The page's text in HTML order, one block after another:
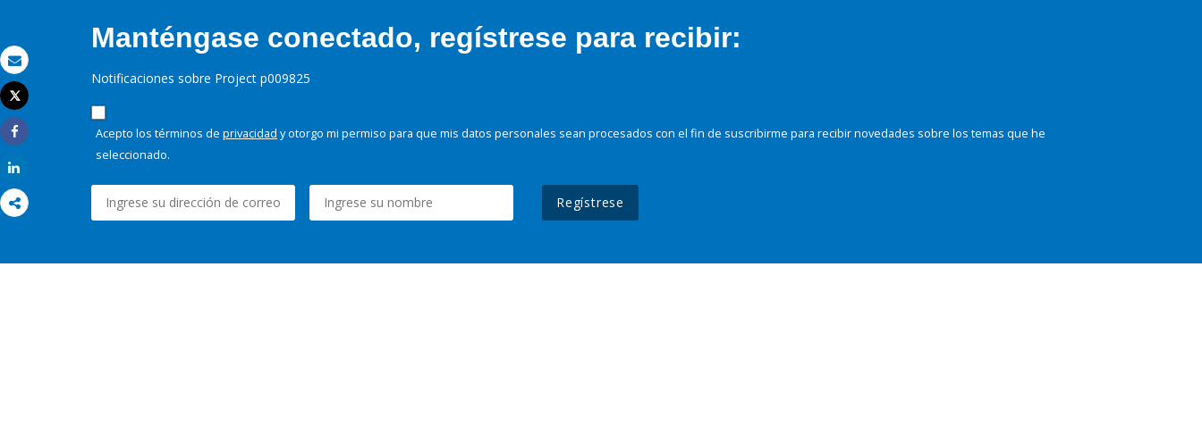
Correo electrónico
Imprimir
Tweet
Share
Manténgase conectado, regístrese para recibir:
Notificaciones sobre Project p009825
Acepto los términos de privacidad y otorgo mi permiso para que mis datos personales sean procesados con el fin de suscribirme para recibir novedades sobre los temas que he
seleccionado.
Regístrese